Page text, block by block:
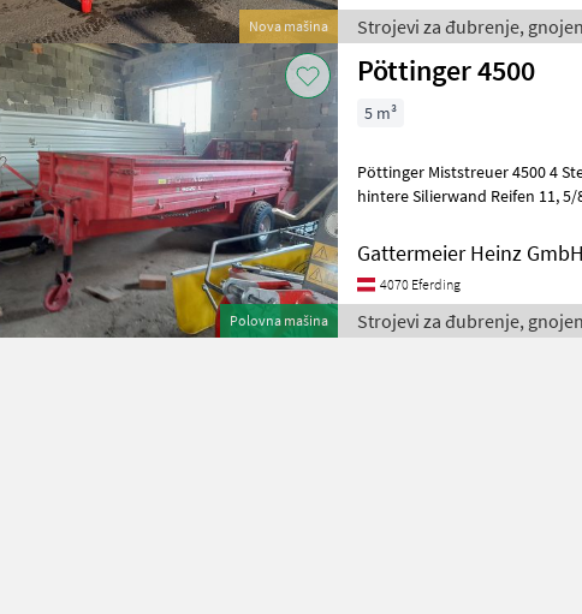
Nova mašina Strojevi za đubrenje,
Polovna mašina
Pöttinger 4500
5 m³
Pöttinger Miststreuer 4500 4
hintere Silierwand Reifen 11,
Gattermeier Heinz GmbH
4070 Eferding
Strojevi za đubrenje,